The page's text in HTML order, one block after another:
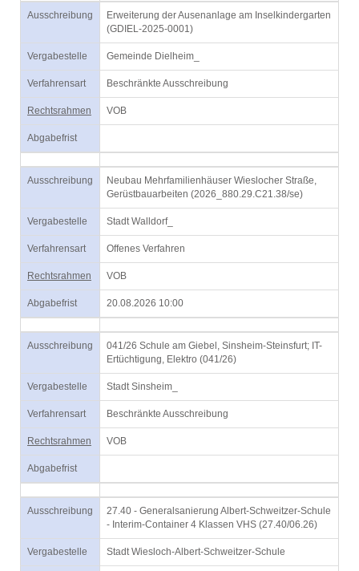
Ausschreibung
Erweiterung der Ausenanlage am Inselkindergarten
(GDIEL-2025-0001)
Vergabestelle Gemeinde Dielheim_
Verfahrensart Beschränkte Ausschreibung
Rechtsrahmen VOB
Abgabefrist
Ausschreibung
Neubau Mehrfamilienhäuser Wieslocher Straße,
Gerüstbauarbeiten (2026_880.29.C21.38/se)
Vergabestelle Stadt Walldorf_
Verfahrensart Offenes Verfahren
Rechtsrahmen VOB
Abgabefrist 20.08.2026 10:00
Ausschreibung
041/26 Schule am Giebel, Sinsheim-Steinsfurt; IT-
Ertüchtigung, Elektro (041/26)
Vergabestelle Stadt Sinsheim_
Verfahrensart Beschränkte Ausschreibung
Rechtsrahmen VOB
Abgabefrist
Ausschreibung
27.40 - Generalsanierung Albert-Schweitzer-Schule
- Interim-Container 4 Klassen VHS (27.40/06.26)
Vergabestelle Stadt Wiesloch-Albert-Schweitzer-Schule